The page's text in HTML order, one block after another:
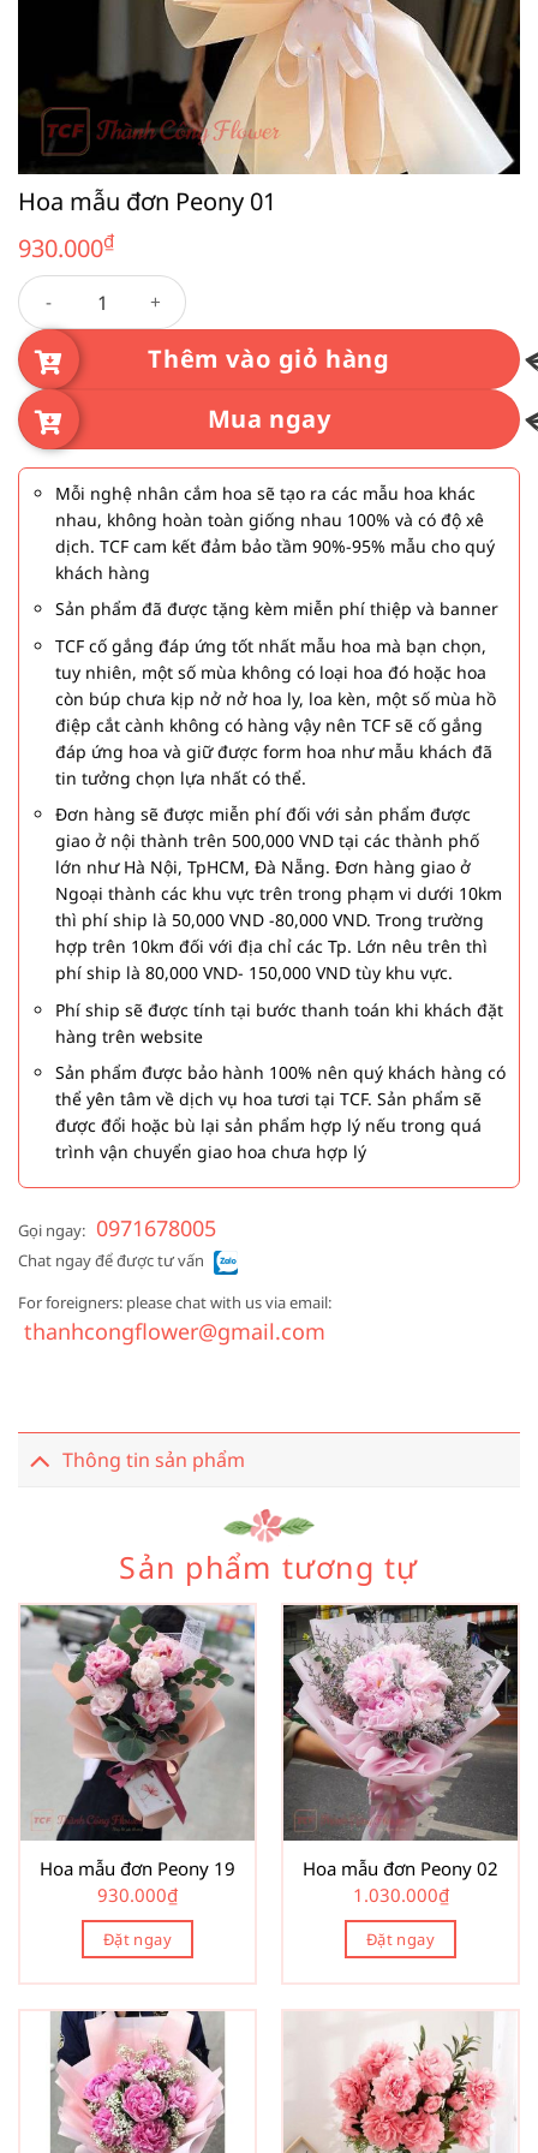
Hoa mẫu đơn Peony 01
930.000₫
Hoa mẫu đơn Peony 01 số lượng
Thêm vào giỏ hàng
Mua ngay
Mỗi nghệ nhân cắm hoa sẽ tạo ra các mẫu hoa khác
nhau, không hoàn toàn giống nhau 100% và có độ xê
dịch. TCF cam kết đảm bảo tầm 90%-95% mẫu cho quý
khách hàng
Sản phẩm đã được tặng kèm miễn phí thiệp và banner
TCF cố gắng đáp ứng tốt nhất mẫu hoa mà bạn chọn,
tuy nhiên, một số mùa không có loại hoa đó hoặc hoa
còn búp chưa kịp nở nở hoa ly, loa kèn, một số mùa hồ
điệp cắt cành không có hàng vậy nên TCF sẽ cố gắng
đáp ứng hoa và giữ được form hoa như mẫu khách đã
tin tưởng chọn lựa nhất có thể.
Đơn hàng sẽ được miễn phí đối với sản phẩm được
giao ở nội thành trên 500,000 VND tại các thành phố
lớn như Hà Nội, TpHCM, Đà Nẵng. Đơn hàng giao ở
Ngoại thành các khu vực trên trong phạm vi dưới 10km
thì phí ship là 50,000 VND -80,000 VND. Trong trường
hợp trên 10km đối với địa chỉ các Tp. Lớn nêu trên thì
phí ship là 80,000 VND- 150,000 VND tùy khu vực.
Phí ship sẽ được tính tại bước thanh toán khi khách đặt
hàng trên website
Sản phẩm được bảo hành 100% nên quý khách hàng có
thể yên tâm về dịch vụ hoa tươi tại TCF. Sản phẩm sẽ
được đổi hoặc bù lại sản phẩm hợp lý nếu trong quá
trình vận chuyển giao hoa chưa hợp lý
Gọi ngay: 0971678005
Chat ngay để được tư vấn
For foreigners: please chat with us via email:
thanhcongflower@gmail.com
Thông tin sản phẩm
Sản phẩm tương tự
Hoa mẫu đơn Peony 19
930.000₫
Đặt ngay
Hoa mẫu đơn Peony 02
1.030.000₫
Đặt ngay